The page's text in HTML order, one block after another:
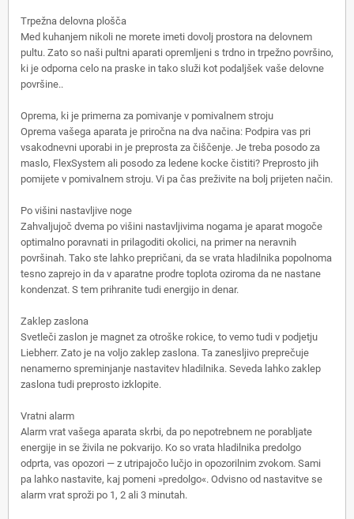
Trpežna delovna plošča
Med kuhanjem nikoli ne morete imeti dovolj prostora na delovnem
pultu. Zato so naši pultni aparati opremljeni s trdno in trpežno površino,
ki je odporna celo na praske in tako služi kot podaljšek vaše delovne
površine..
Oprema, ki je primerna za pomivanje v pomivalnem stroju
Oprema vašega aparata je priročna na dva načina: Podpira vas pri
vsakodnevni uporabi in je preprosta za čiščenje. Je treba posodo za
maslo, FlexSystem ali posodo za ledene kocke čistiti? Preprosto jih
pomijete v pomivalnem stroju. Vi pa čas preživite na bolj prijeten način.
Po višini nastavljive noge
Zahvaljujoč dvema po višini nastavljivima nogama je aparat mogoče
optimalno poravnati in prilagoditi okolici, na primer na neravnih
površinah. Tako ste lahko prepričani, da se vrata hladilnika popolnoma
tesno zaprejo in da v aparatne prodre toplota oziroma da ne nastane
kondenzat. S tem prihranite tudi energijo in denar.
Zaklep zaslona
Svetleči zaslon je magnet za otroške rokice, to vemo tudi v podjetju
Liebherr. Zato je na voljo zaklep zaslona. Ta zanesljivo preprečuje
nenamerno spreminjanje nastavitev hladilnika. Seveda lahko zaklep
zaslona tudi preprosto izklopite.
Vratni alarm
Alarm vrat vašega aparata skrbi, da po nepotrebnem ne porabljate
energije in se živila ne pokvarijo. Ko so vrata hladilnika predolgo
odprta, vas opozori — z utripajočo lučjo in opozorilnim zvokom. Sami
pa lahko nastavite, kaj pomeni »predolgo«. Odvisno od nastavitve se
alarm vrat sproži po 1, 2 ali 3 minutah.